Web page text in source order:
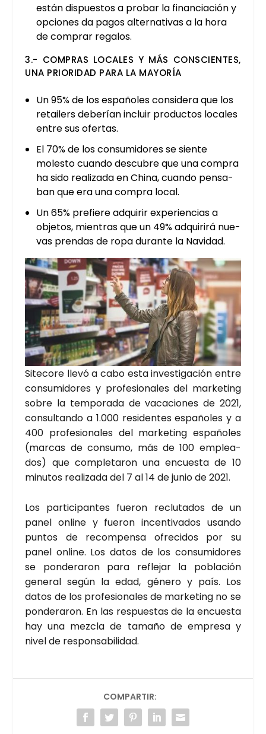
están dis­pues­tos a pro­bar la finan­cia­ción y
opcio­nes da pagos alter­na­ti­vas a la hora
de com­prar rega­los.
3.- COM­PRAS LOCA­LES Y MÁS CONS­CIEN­TES,
UNA PRIO­RI­DAD PARA LA MAYO­RÍA
Un 95% de los espa­ño­les con­si­de­ra que los
retai­lers debe­rían incluir pro­duc­tos loca­les
entre sus ofer­tas.
El 70% de los con­su­mi­do­res se sien­te
moles­to cuan­do des­cu­bre que una com­pra
ha sido rea­li­za­da en Chi­na, cuan­do pen­sa­
ban que era una com­pra local.
Un 65% pre­fie­re adqui­rir expe­rien­cias a
obje­tos, mien­tras que un 49% adqui­ri­rá nue­
vas pren­das de ropa duran­te la Navi­dad.
Site­co­re lle­vó a cabo esta inves­ti­ga­ción entre
con­su­mi­do­res y pro­fe­sio­na­les del mar­ke­ting
sobre la tem­po­ra­da de vaca­cio­nes de 2021,
con­sul­tan­do a 1.000 resi­den­tes espa­ño­les y a
400 pro­fe­sio­na­les del mar­ke­ting espa­ño­les
(mar­cas de con­su­mo, más de 100 emplea­
dos) que com­ple­ta­ron una encues­ta de 10
minu­tos rea­li­za­da del 7 al 14 de junio de 2021.
Los par­ti­ci­pan­tes fue­ron reclu­ta­dos de un
panel onli­ne y fue­ron incen­ti­va­dos usan­do
pun­tos de recom­pen­sa ofre­ci­dos por su
panel onli­ne. Los datos de los con­su­mi­do­res
se pon­de­ra­ron para refle­jar la pobla­ción
gene­ral según la edad, géne­ro y país. Los
datos de los pro­fe­sio­na­les de mar­ke­ting no se
pon­de­ra­ron. En las res­pues­tas de la encues­ta
hay una mez­cla de tama­ño de empre­sa y
nivel de res­pon­sa­bi­li­dad.
COMPARTIR: